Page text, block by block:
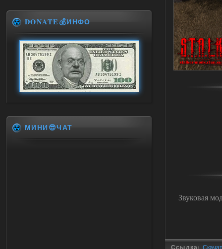
Звуковая
Ссылка:
DONATE💰ИНФО
МИНИ😎ЧАТ